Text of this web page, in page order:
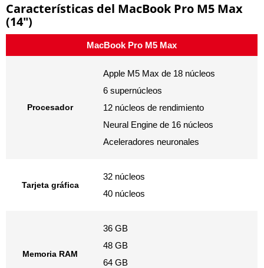
Características del MacBook Pro M5 Max
(14")
MacBook Pro M5 Max
Procesador
Apple M5 Max de 18 núcleos
6 supernúcleos
12 núcleos de rendimiento
Neural Engine de 16 núcleos
Aceleradores neuronales
Tarjeta gráfica
32 núcleos
40 núcleos
Memoria RAM
36 GB
48 GB
64 GB